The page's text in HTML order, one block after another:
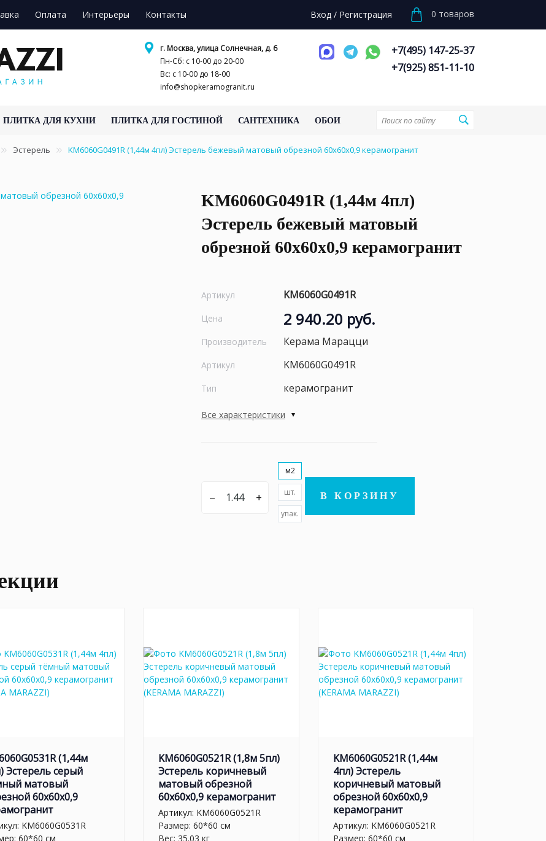
Оплата Интерьеры Контакты Вход / Регистрация 0 товаров
г. Москва, улица Солнечная, д. 6
Пн-Сб: с 10-00 до 20-00
Вс: с 10-00 до 18-00
info@shopkeramogranit.ru
+7(495) 147-25-37
+7(925) 851-11-10
ПЛИТКА ДЛЯ КУХНИ ПЛИТКА ДЛЯ ГОСТИНОЙ САНТЕХНИКА ОБОИ
Эстерель KM6060G0491R (1,44м 4пл) Эстерель бежевый матовый обрезной 60x60x0,9 керамогранит
KM6060G0491R (1,44м 4пл)
Эстерель бежевый матовый
обрезной 60x60x0,9 керамогранит
Артикул KM6060G0491R
Цена 2 940.20 руб.
Производитель Керама Марацци
Артикул KM6060G0491R
Тип керамогранит
Все характеристики
– +
м2
шт.
упак.
В КОРЗИНУ
(1,44м
Эстерель серый
матовый
60x60x0,9
KM6060G0531R
60*60 см
KM6060G0521R (1,8м 5пл)
Эстерель коричневый
матовый обрезной
60x60x0,9 керамогранит
Артикул: KM6060G0521R
Размер: 60*60 см
Вес: 35.03 кг
KM6060G0521R (1,44м
4пл) Эстерель
коричневый матовый
обрезной 60x60x0,9
керамогранит
Артикул: KM6060G0521R
Размер: 60*60 см